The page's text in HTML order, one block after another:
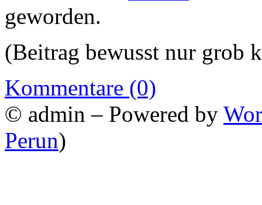
geworden.
(Beitrag bewusst nur grob
Kommentare (0)
© admin – Powered by
Perun)